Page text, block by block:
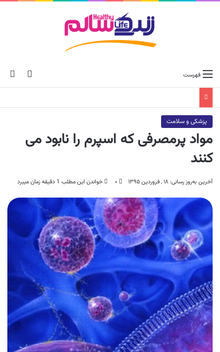
skin فهرست
پزشکی و سلامت
مواد پرمصرفی که اسپرم را نابود می
کنند
آخرین به‌روز رسانی: ۱۸ , فروردین ۱۳۹۵ ۰ خواندن این مطلب 1 دقیقه زمان میبرد